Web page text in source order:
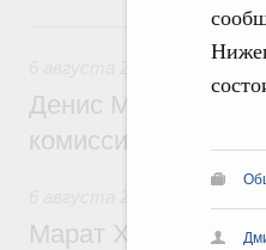
Общие
Денис Мантуров
комиссии по
Марат Хуснуллин: